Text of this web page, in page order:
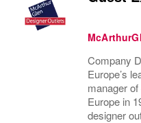
Company
Europe’s
manager
Europe in
designer